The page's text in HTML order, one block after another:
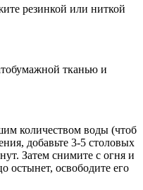
резинкой или ниткой
тканью и
количеством воды (чтоб
добавьте 3-5 столовых
Затем снимите с огня и
остынет, освободите его